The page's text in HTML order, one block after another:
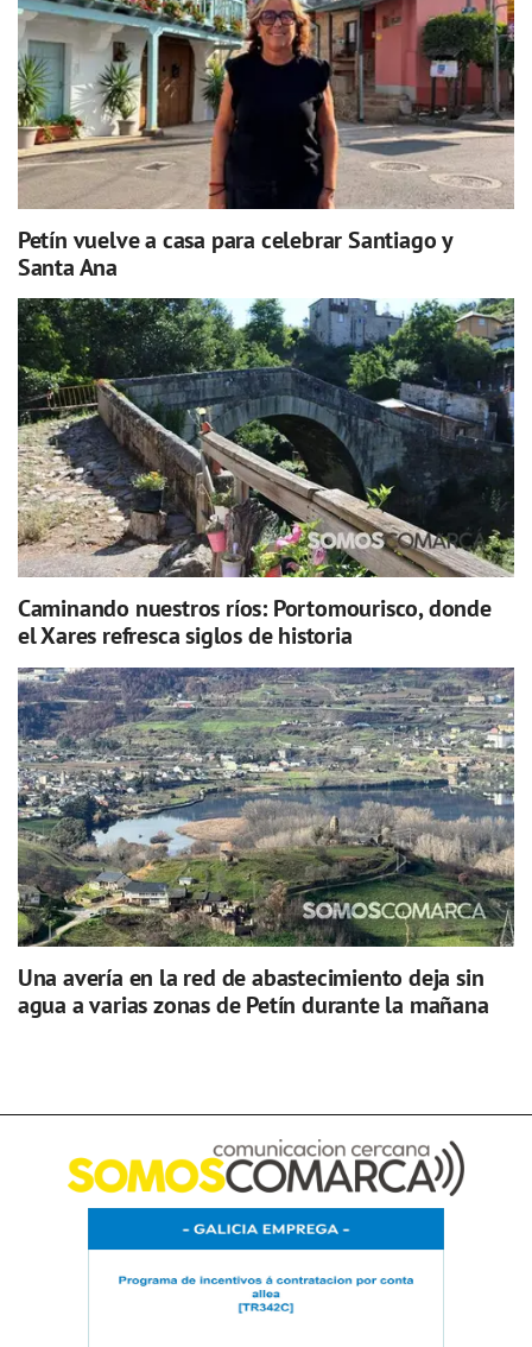
Petín vuelve a casa para celebrar Santiago y
Santa Ana
Caminando nuestros ríos: Portomourisco, donde
el Xares refresca siglos de historia
Una avería en la red de abastecimiento deja sin
agua a varias zonas de Petín durante la mañana